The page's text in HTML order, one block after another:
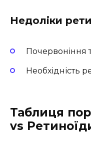
Недоліки
Почервоніння
Необхідність
Таблиця
vs